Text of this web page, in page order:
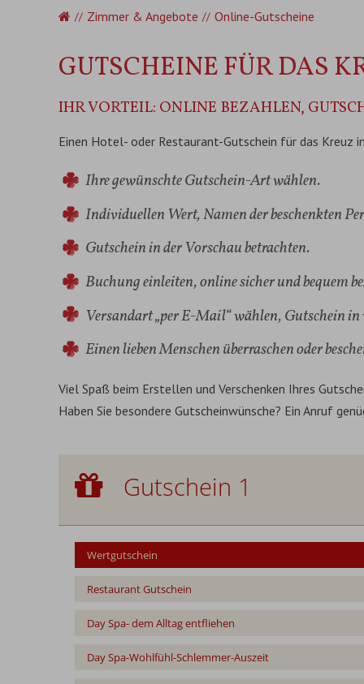
Startseite
Zimmer & Angebote Online-Gutscheine
GUTSCHEINE FÜR DAS
IHR VORTEIL: ONLINE BEZAHLEN,
Einen Hotel- oder Restaurant-Gutschein für das
Ihre gewünschte Gutschein-Art wählen.
Individuellen Wert, Namen der beschenkten
Gutschein in der Vorschau betrachten.
Buchung einleiten, online sicher und bequem
Versandart „per E-Mail“ wählen, Gutschein
Einen lieben Menschen überraschen oder
Viel Spaß beim Erstellen und Verschenken Ihres
Haben Sie besondere Gutscheinwünsche? Ein Anruf
Gutschein 1
Wertgutschein
Gutschein 1
Wertgutschein
Restaurant Gutschein
Day Spa- dem Alltag entfliehen
Day Spa-Wohlfühl-Schlemmer-Auszeit